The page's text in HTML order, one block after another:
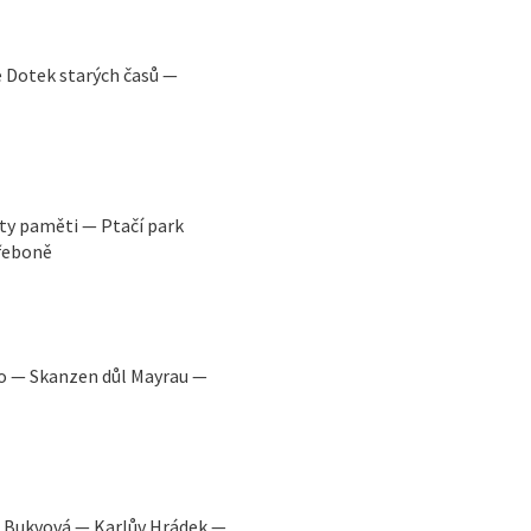
starých časů —
paměti — Ptačí park
— Skanzen důl Mayrau —
— Karlův Hrádek —